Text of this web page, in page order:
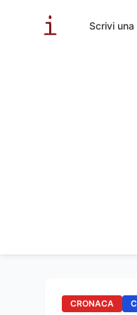
Scrivi una
CRONACA